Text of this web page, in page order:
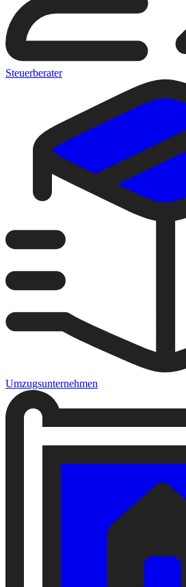
Steuerberater
Umzugsunternehmen